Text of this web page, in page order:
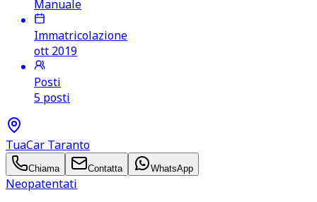
Manuale
Immatricolazione
ott 2019
Posti
5 posti
TuaCar Taranto
Chiama Contatta WhatsApp
Neopatentati